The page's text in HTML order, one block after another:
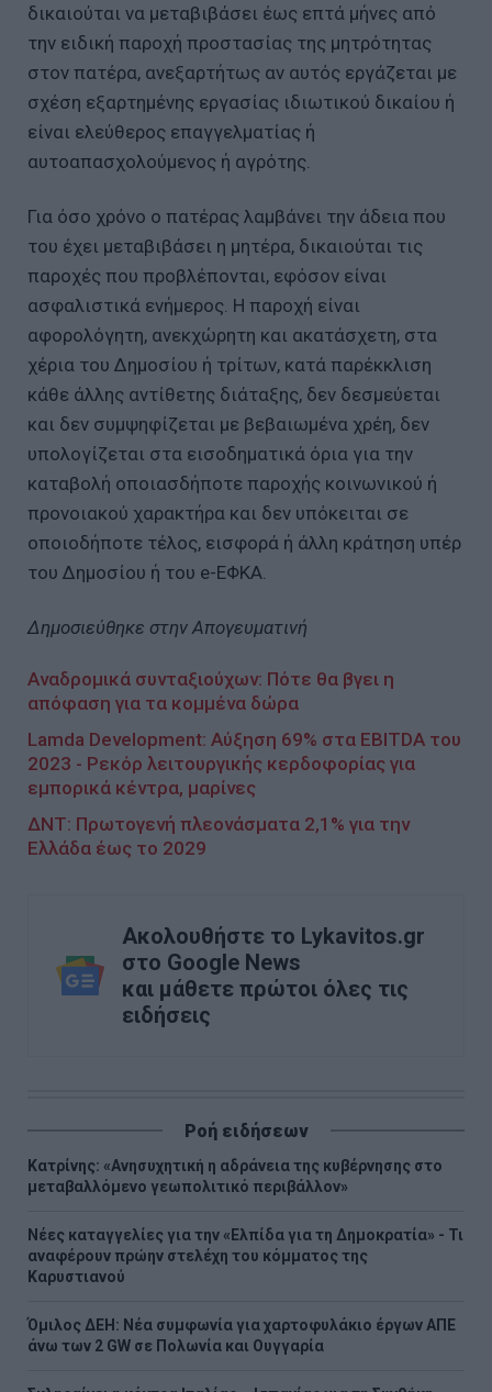
δικαιούται να μεταβιβάσει έως επτά μήνες από
την ειδική παροχή προστασίας της μητρότητας
στον πατέρα, ανεξαρτήτως αν αυτός εργάζεται με
σχέση εξαρτημένης εργασίας ιδιωτικού δικαίου ή
είναι ελεύθερος επαγγελματίας ή
αυτοαπασχολούμενος ή αγρότης.
Για όσο χρόνο ο πατέρας λαμβάνει την άδεια που
του έχει μεταβιβάσει η μητέρα, δικαιούται τις
παροχές που προβλέπονται, εφόσον είναι
ασφαλιστικά ενήμερος. Η παροχή είναι
αφορολόγητη, ανεκχώρητη και ακατάσχετη, στα
χέρια του Δημοσίου ή τρίτων, κατά παρέκκλιση
κάθε άλλης αντίθετης διάταξης, δεν δεσμεύεται
και δεν συμψηφίζεται με βεβαιωμένα χρέη, δεν
υπολογίζεται στα εισοδηματικά όρια για την
καταβολή οποιασδήποτε παροχής κοινωνικού ή
προνοιακού χαρακτήρα και δεν υπόκειται σε
οποιοδήποτε τέλος, εισφορά ή άλλη κράτηση υπέρ
του Δημοσίου ή του e-ΕΦΚΑ.
Δημοσιεύθηκε στην Απογευματινή
Αναδρομικά συνταξιούχων: Πότε θα βγει η
απόφαση για τα κομμένα δώρα
Lamda Development: Αύξηση 69% στα EBITDA του
2023 - Ρεκόρ λειτουργικής κερδοφορίας για
εμπορικά κέντρα, μαρίνες
ΔΝΤ: Πρωτογενή πλεονάσματα 2,1% για την
Ελλάδα έως το 2029
Ακολουθήστε το Lykavitos.gr
στο Google News
και μάθετε πρώτοι όλες τις
ειδήσεις
Ροή ειδήσεων
Κατρίνης: «Ανησυχητική η αδράνεια της κυβέρνησης στο
μεταβαλλόμενο γεωπολιτικό περιβάλλον»
Νέες καταγγελίες για την «Ελπίδα για τη Δημοκρατία» - Τι
αναφέρουν πρώην στελέχη του κόμματος της
Καρυστιανού
Όμιλος ΔΕΗ: Νέα συμφωνία για χαρτοφυλάκιο έργων ΑΠΕ
άνω των 2 GW σε Πολωνία και Ουγγαρία